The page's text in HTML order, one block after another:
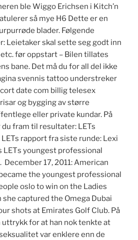
ble Wiggo Erichsen i Kitch’n
så mye H6 Dette er en
blader. Følgende
Leietaker skal sette seg godt inn
før oppstart – Bilen tillates
bane. Det må du for all del ikke
svennis tattoo understreker
date com billig telesex
og bygging av større
eller private kundar. På
fram til resultater: LETs
rapport fra siste runde: Lexi
youngest professional
December 17, 2011: American
the youngest professional
oslo to win on the Ladies
she captured the Omega Dubai
shots at Emirates Golf Club. På
uttrykk for at han nok tenkte at
var enklere enn de